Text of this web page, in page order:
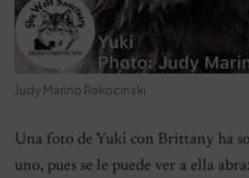
Judy Marino Rakocinski
Una foto de Yuki con Brittany ha
uno, pues se le puede ver a ella